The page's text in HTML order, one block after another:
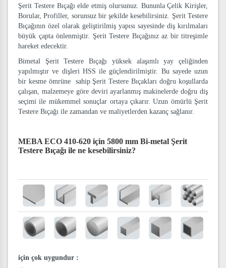
Şerit Testere Bıçağı elde etmiş olursunuz. Bununla Çelik Kirişler,
Borular, Profiller, sorunsuz bir şekilde kesebilirsiniz. Şerit Testere
Bıçağının özel olarak geliştirilmiş yapısı sayesinde diş kırılmaları
büyük çapta önlenmiştir. Şerit Testere Bıçağınız az bir titreşimle
hareket edecektir.
Bimetal Şerit Testere Bıçağı yüksek alaşımlı yay çeliğinden
yapılmıştır ve dişleri HSS ile güçlendirilmiştir. Bu sayede uzun
bir kesme ömrüne sahip Şerit Testere Bıçakları doğru koşullarda
çalışan, malzemeye göre deviri ayarlanmış makinelerde doğru diş
seçimi ile mükemmel sonuçlar ortaya çıkarır. Uzun ömürlü Şerit
Testere Bıçağı ile zamandan ve maliyetlerden kazanç sağlanır.
MEBA ECO 410-620 için 5800 mm Bi-metal Şerit
Testere Bıçağı ile ne kesebilirsiniz?
için çok uygundur :